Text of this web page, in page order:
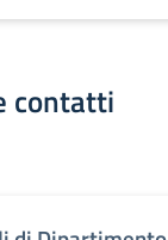
contatti